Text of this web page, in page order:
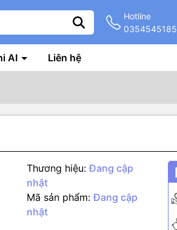
Hotline
0354545185
AI Liên hệ
Thương hiệu: Đang cập
nhật
Mã sản phẩm: Đang cập
nhật